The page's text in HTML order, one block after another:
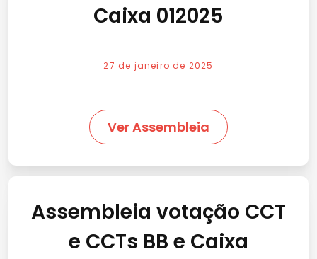
Caixa 012025
27 de janeiro de 2025
Ver Assembleia
Assembleia votação CCT
e CCTs BB e Caixa